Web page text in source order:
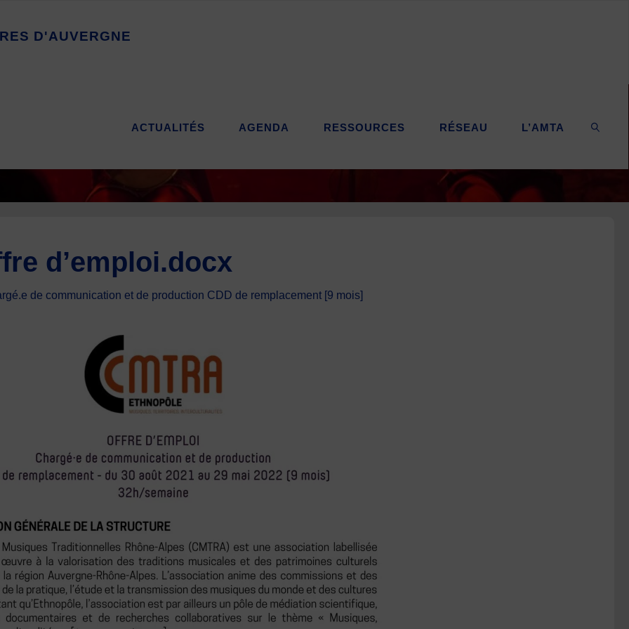
ES D'AUVERGNE
ACTUALITÉS AGENDA RESSOURCES RÉSEAU L’AMTA
d’emploi.docx
de communication et de production CDD de remplacement [9 mois]